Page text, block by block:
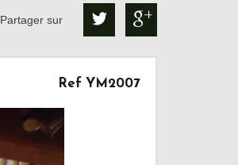
Partager sur
Ref YM2007